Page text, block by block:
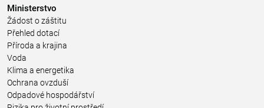
Ministerstvo
Žádost o záštitu
Přehled dotací
Příroda a krajina
Voda
Klima a energetika
Ochrana ovzduší
Odpadové hospodářství